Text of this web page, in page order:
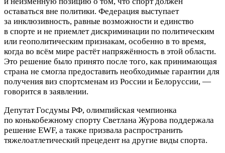
оставаться вне политики. Федерация выступает
за инклюзивность, равные возможности и единство
в спорте и не приемлет дискриминации по политическим
или геополитическим признакам, особенно в то время,
когда во всём мире растёт напряжённость в этой области.
Это решение было принято после того, как принимающая
страна не смогла предоставить необходимые гарантии для
получения виз спортсменам из России и Белоруссии, —
говорится в заявлении.
Депутат Госдумы РФ, олимпийская чемпионка
по конькобежному спорту Светлана Журова поддержала
решение EWF, а также призвала распространить
тяжелоатлетический прецедент на другие виды спорта.